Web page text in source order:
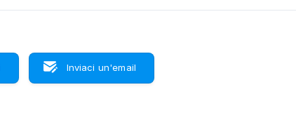
Inviaci un'email